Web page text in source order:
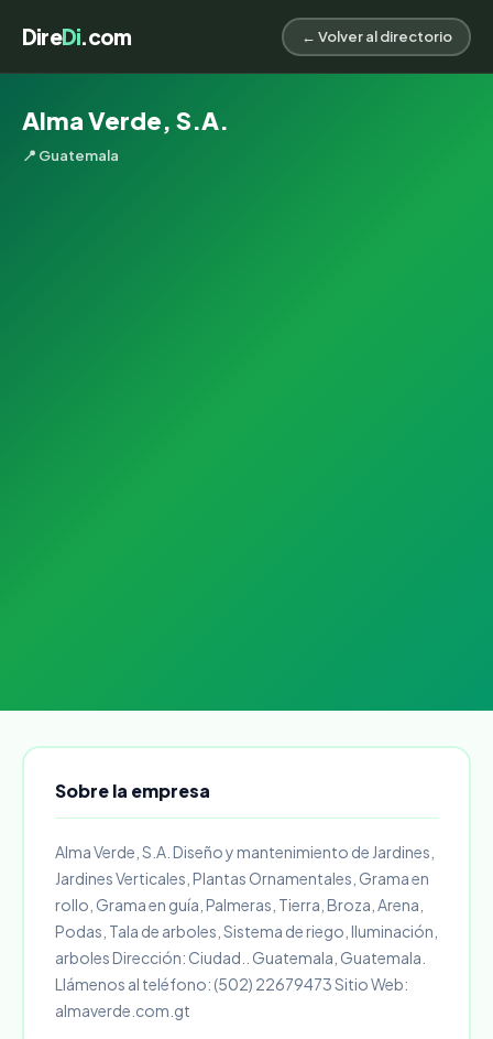
DireDi.com ← Volver al directorio
Alma Verde, S.A.
📍 Guatemala
Sobre la empresa
Alma Verde, S.A. Diseño y mantenimiento de Jardines,
Jardines Verticales, Plantas Ornamentales, Grama en
rollo, Grama en guía, Palmeras, Tierra, Broza, Arena,
Podas, Tala de arboles, Sistema de riego, Iluminación,
arboles Dirección: Ciudad.. Guatemala, Guatemala.
Llámenos al teléfono: (502) 22679473 Sitio Web:
almaverde.com.gt